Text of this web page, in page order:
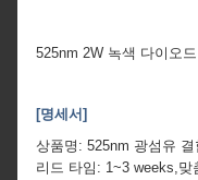
525nm 2W 녹색 다이오
[명세서]
상품명: 525nm 광섬유 결
리드 타임: 1~3 weeks,맞